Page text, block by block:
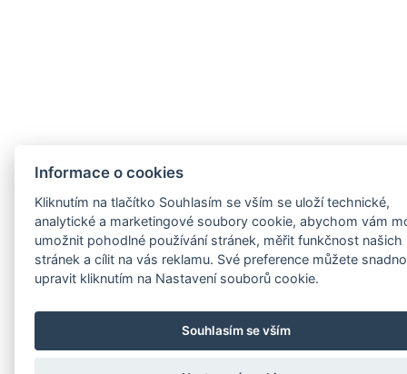
Ochrana osobních údajů| Tvorba webových stránek
servis.cz| Nastavení cookies| Copyright ©Základní škola,
Ostrava-Zábřeh, Kpt. Vajdy 1a
Informace o cookies
Kliknutím na tlačítko Souhlasím se vším se uloží technické,
analytické a marketingové soubory cookie, abychom vám
umožnit pohodlné používání stránek, měřit funkčnost našich
stránek a cílit na vás reklamu. Své preference můžete snadno
upravit kliknutím na Nastavení souborů cookie.
Souhlasím se vším